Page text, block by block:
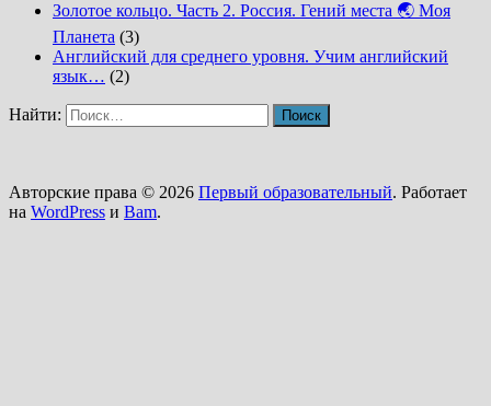
Золотое кольцо. Часть 2. Россия. Гений места 🌏 Моя
Планета (3)
Английский для среднего уровня. Учим английский
язык… (2)
Найти:
Авторские права © 2026 Первый образовательный. Работает
на WordPress и Bam.